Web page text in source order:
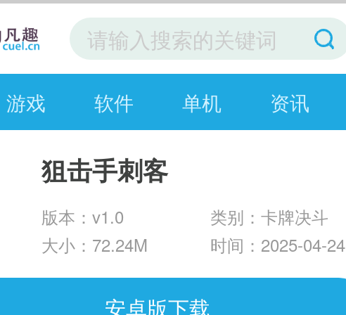
游戏 软件 单机 资讯
狙击手刺客
版本：v1.0
类别：卡牌决斗
大小：72.24M
时间：2025-04-24
安卓版下载